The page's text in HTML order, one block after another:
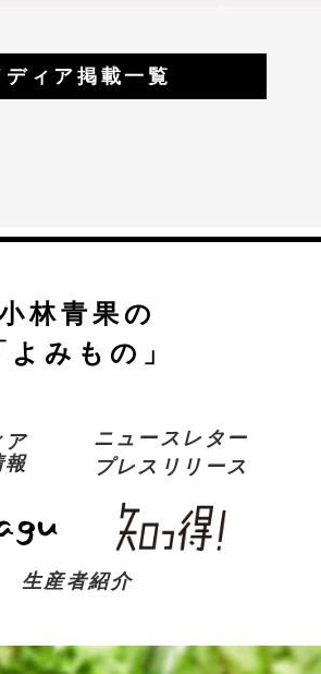
ディア掲載一覧
林青果の
よみもの」
ア
報
ニュースレター
プレスリリース
生産者紹介